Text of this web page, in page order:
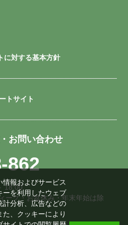
に対する基本方針
トサイト
お問い合わせ
862
18:00
ーク・お盆休み・年末年始は除
報およびサービス
ーを利用したウェブ
計分析、広告などの
、クッキーにより